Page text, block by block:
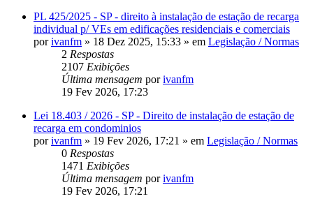
PL 425/2025 - SP - direito à instalação de estação de recarga
individual p/ VEs em edificações residenciais e comerciais
porivanfm » 18 Dez 2025, 15:33 » em Legislação / Normas
2 Respostas
2107 Exibições
Última mensagem porivanfm
19 Fev 2026, 17:23
Lei 18.403 / 2026 - SP - Direito de instalação de estação de
recarga em condominios
porivanfm » 19 Fev 2026, 17:21 » em Legislação / Normas
0 Respostas
1471 Exibições
Última mensagem porivanfm
19 Fev 2026, 17:21